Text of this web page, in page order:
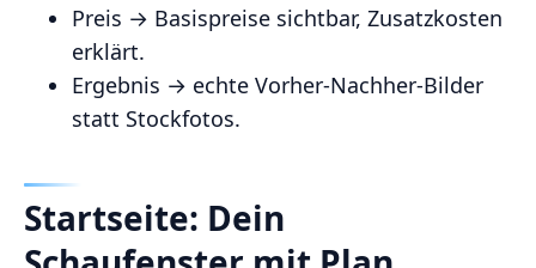
Preis → Basispreise sichtbar, Zusatzkosten
erklärt.
Ergebnis → echte Vorher‑Nachher‑Bilder
statt Stockfotos.
Startseite: Dein